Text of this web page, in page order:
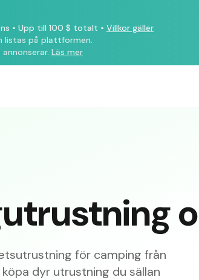
• Upp till 100 $ totalt • Villkor gäller
listas på plattformen.
Läs mer
för camping från
dyr utrustning du sällan